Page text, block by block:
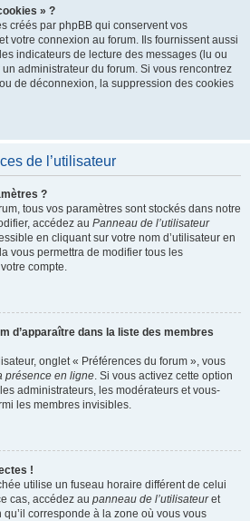
» ?
créés par phpBB qui conservent vos
votre connexion au forum. Ils fournissent aussi
indicateurs de lecture des messages (lu ou
administrateur du forum. Si vous rencontrez
de déconnexion, la suppression des cookies
de l’utilisateur
?
tous vos paramètres sont stockés dans notre
accédez au Panneau de l’utilisateur
en cliquant sur votre nom d’utilisateur en
vous permettra de modifier tous les
compte.
d’apparaître dans la liste des membres
onglet « Préférences du forum », vous
présence en ligne. Si vous activez cette option
administrateurs, les modérateurs et vous-
les membres invisibles.
!
utilise un fuseau horaire différent de celui
cas, accédez au panneau de l’utilisateuret
corresponde à la zone où vous vous